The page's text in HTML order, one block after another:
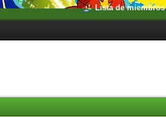
Lista de miembros